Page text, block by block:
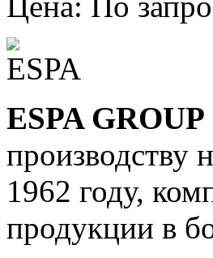
ESPA GROUP
производству
1962 году,
продукции в